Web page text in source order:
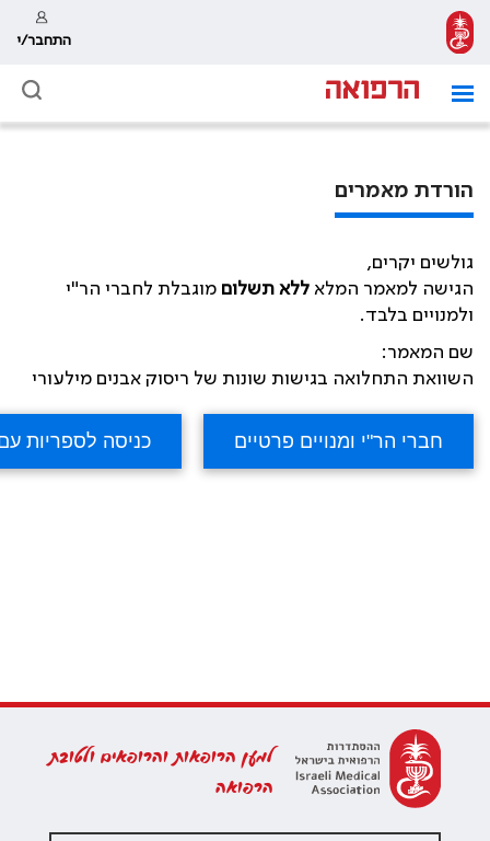
התחבר/י
הורדת מאמרים
גולשים יקרים,
הגישה למאמר המלא ללא תשלום מוגבלת לחברי הר"י
ולמנויים בלבד.
שם המאמר:
השוואת התחלואה בגישות שונות של ריסוק אבנים מילעורי
למען הרופאות והרופאים ולטובת
הרפואה